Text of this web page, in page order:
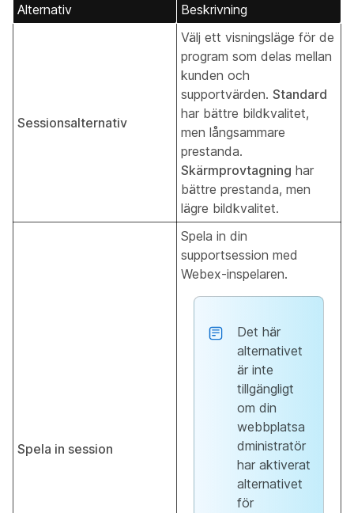
Alternativ Beskrivning
Sessionsalternativ
Välj ett visningsläge för de
program som delas mellan
kunden och
supportvärden. Standard
har bättre bildkvalitet,
men långsammare
prestanda.
Skärmprovtagning har
bättre prestanda, men
lägre bildkvalitet.
Spela in session
Spela in din
supportsession med
Webex-inspelaren.
Det här
alternativet
är inte
tillgängligt
om din
webbplatsa
dministratör
har aktiverat
alternativet
för